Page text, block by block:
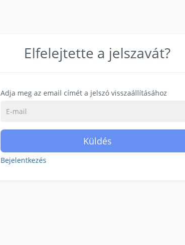
Elfelejtette a jelszavát?
Adja meg az email címét a jelszó visszaállításához
Küldés
Bejelentkezés